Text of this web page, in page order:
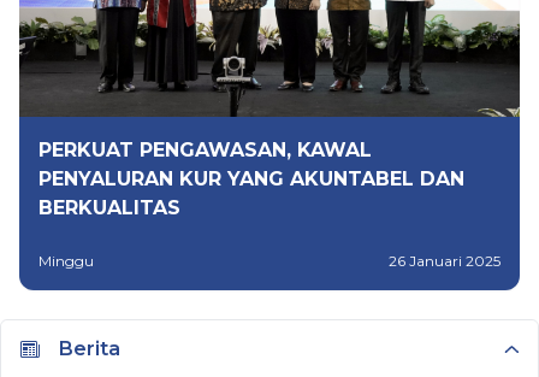
PERKUAT PENGAWASAN, KAWAL
PENYALURAN KUR YANG AKUNTABEL DAN
BERKUALITAS
Minggu 26 Januari 2025
Berita